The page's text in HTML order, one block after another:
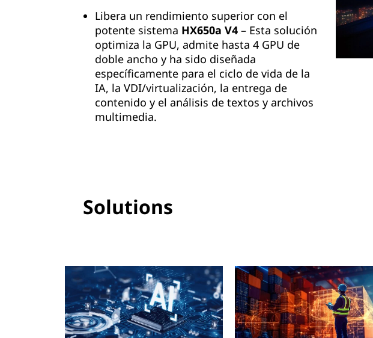
Libera un rendimiento superior con el
potente sistema HX650a V4 – Esta solución
optimiza la GPU, admite hasta 4 GPU de
doble ancho y ha sido diseñada
específicamente para el ciclo de vida de la
IA, la VDI/virtualización, la entrega de
contenido y el análisis de textos y archivos
multimedia.
Solutions